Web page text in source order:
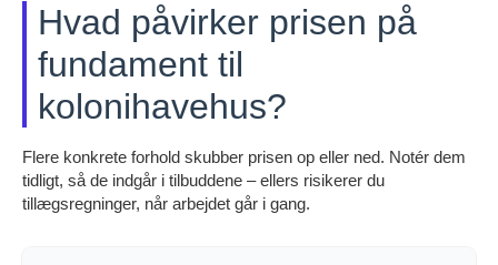
Hvad påvirker prisen på
fundament til
kolonihavehus?
Flere konkrete forhold skubber prisen op eller ned. Notér dem
tidligt, så de indgår i tilbuddene – ellers risikerer du
tillægsregninger, når arbejdet går i gang.